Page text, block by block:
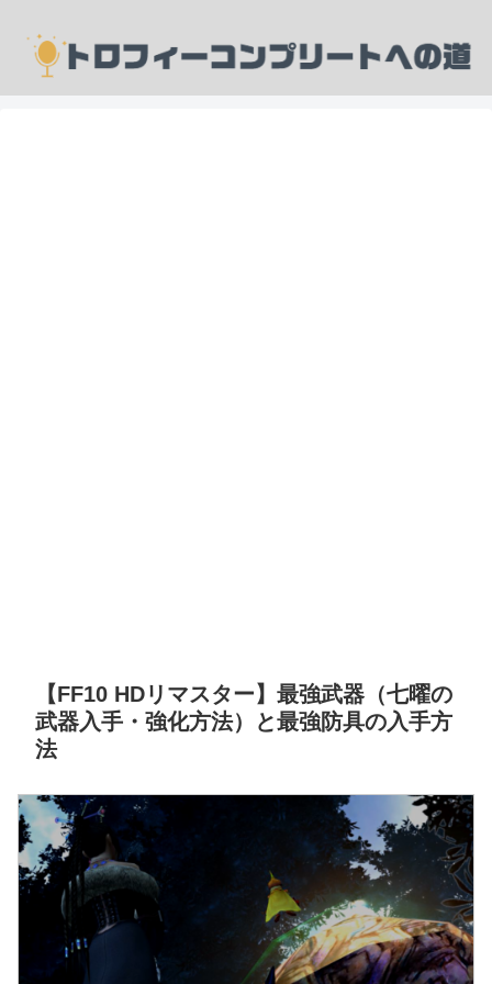
【FF10 HDリマスター】最強武器（七曜の
武器入手・強化方法）と最強防具の入手方
法